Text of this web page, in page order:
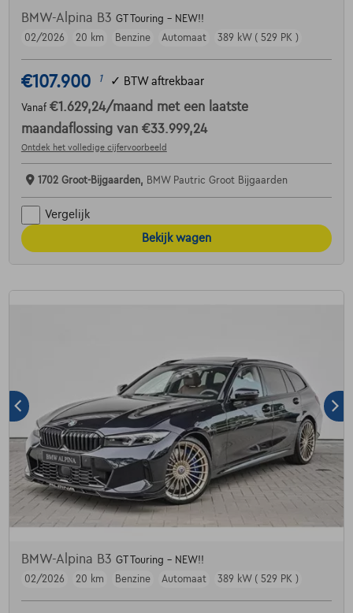
BMW-Alpina B3 GT Touring - NEW!!
02/2026
20 km Benzine Automaat 389 kW ( 529 PK )
€107.900 1 ✓ BTW aftrekbaar
Vanaf €1.629,24/maand met een laatste
maandaflossing van €33.999,24
Ontdek het volledige cijfervoorbeeld
1702 Groot-Bijgaarden, BMW Pautric Groot Bijgaarden
Vergelijk
Bekijk wagen
BMW-Alpina B3 GT Touring - NEW!!
02/2026
20 km Benzine Automaat 389 kW ( 529 PK )